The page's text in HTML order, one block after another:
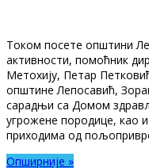
Током посете општини
активности, помоћник
Метохију, Петар
општине Лепосавић,
сарадњи са Домом
угрожене породице, као
приходима од
Опширније »